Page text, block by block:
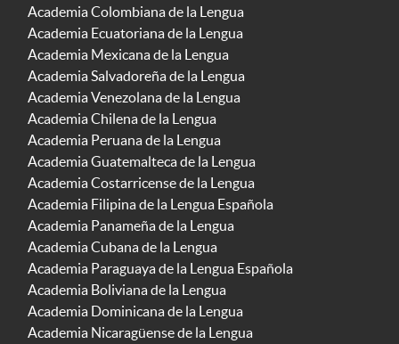
Academia Colombiana de la Lengua
Academia Ecuatoriana de la Lengua
Academia Mexicana de la Lengua
Academia Salvadoreña de la Lengua
Academia Venezolana de la Lengua
Academia Chilena de la Lengua
Academia Peruana de la Lengua
Academia Guatemalteca de la Lengua
Academia Costarricense de la Lengua
Academia Filipina de la Lengua Española
Academia Panameña de la Lengua
Academia Cubana de la Lengua
Academia Paraguaya de la Lengua Española
Academia Boliviana de la Lengua
Academia Dominicana de la Lengua
Academia Nicaragüense de la Lengua